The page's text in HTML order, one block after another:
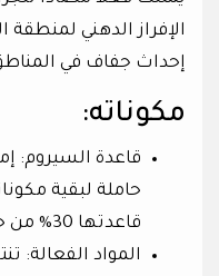
إحداث جفاف في المناطق
مكوناته:
قاعدة السيروم:
حاملة لبقية
قاعدتها 30% من حجمه.
المواد الفعالة: